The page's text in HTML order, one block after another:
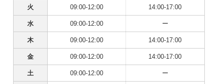
火 09:00-12:00 14:00-17:00
水 09:00-12:00 ー
木 09:00-12:00 14:00-17:00
金 09:00-12:00 14:00-17:00
土 09:00-12:00 ー